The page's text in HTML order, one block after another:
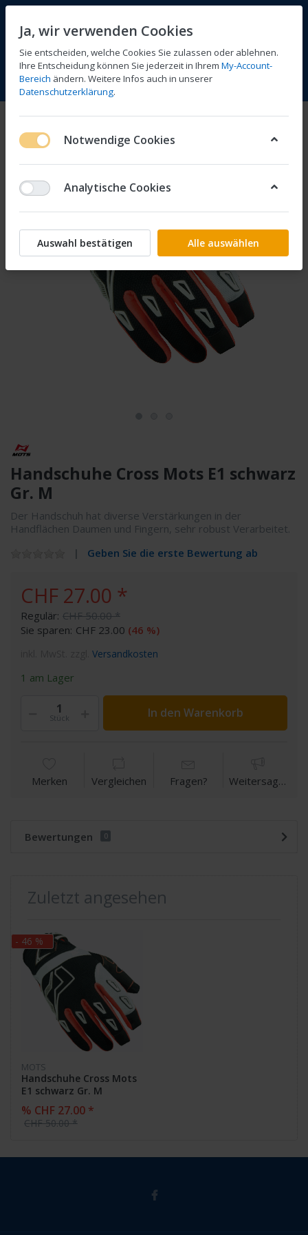
Menü Anmelden Vergleichen Wunschliste
Handschuhe Cross Mots E1 schwarz
Gr. M
Der Handschuh hat diverse Verstärkungen in der
Handflächen Daumen und Fingern, sehr robust Verarbeitet.
Geben Sie die erste Bewertung ab
CHF 27.00 *
Regulär: CHF 50.00 *
Sie sparen: CHF 23.00 (46 %)
Versandkosten
1 am Lager
Stück In den Warenkorb
Merken Vergleichen Fragen? Weitersagen
Bewertungen 0
Zuletzt angesehen
- 46 %
MOTS
Handschuhe Cross Mots
E1 schwarz Gr. M
% CHF 27.00 *
CHF 50.00 *
Ja, wir verwenden Cookies
Sie entscheiden, welche Cookies Sie zulassen oder ablehnen.
Ihre Entscheidung können Sie jederzeit in Ihrem My-Account-
Bereich ändern. Weitere Infos auch in unserer
Datenschutzerklärung.
Notwendige Cookies
Analytische Cookies
Auswahl bestätigen Alle auswählen